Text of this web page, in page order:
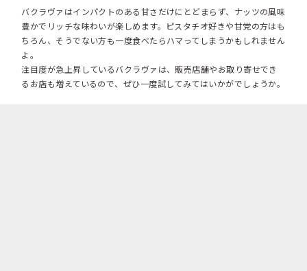
バクラヴァはインパクトのある甘さだけにとどまらず、ナッツの風味
豊かでリッチな味わいが楽しめます。ピスタチオ好きや甘党の方はも
ちろん、そうでない方も一度食べたらハマってしまうかもしれません
よ。
注目度が急上昇しているバクラヴァは、販売店舗やお取り寄せでき
るお店も増えているので、ぜひ一度試してみてはいかがでしょうか。